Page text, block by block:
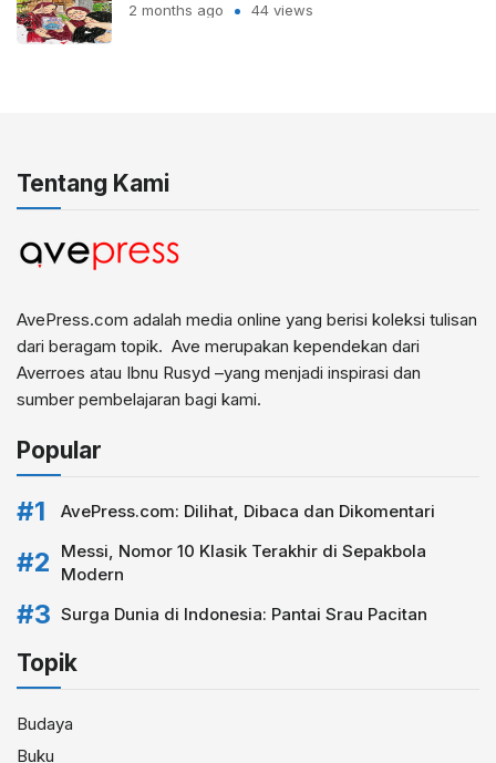
2 months ago 44 views
Tentang Kami
AvePress.com adalah media online yang berisi koleksi tulisan
dari beragam topik. Ave merupakan kependekan dari
Averroes atau Ibnu Rusyd –yang menjadi inspirasi dan
sumber pembelajaran bagi kami.
Popular
AvePress.com: Dilihat, Dibaca dan Dikomentari
Messi, Nomor 10 Klasik Terakhir di Sepakbola
Modern
Surga Dunia di Indonesia: Pantai Srau Pacitan
Topik
Budaya
Buku